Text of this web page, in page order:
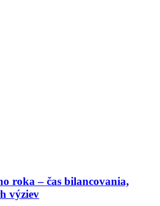
roka – čas bilancovania,
výziev